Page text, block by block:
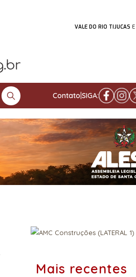
VALE DO RIO TIJUCAS E
Contato SIGA:
Mais recentes